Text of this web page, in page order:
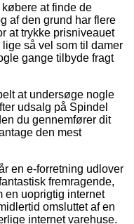
at finde de
af den grund har flere
at trykke prisniveauet
så vel som til damer
gange tilbyde fragt
at undersøge nogle
udsalg på Spindel
du gennemfører dit
den mest
en e-forretning udlover
fremragende,
en uoprigtig internet
omsluttet af en
internet varehuse.